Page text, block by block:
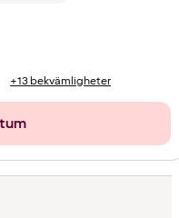
+13 bekvämligheter